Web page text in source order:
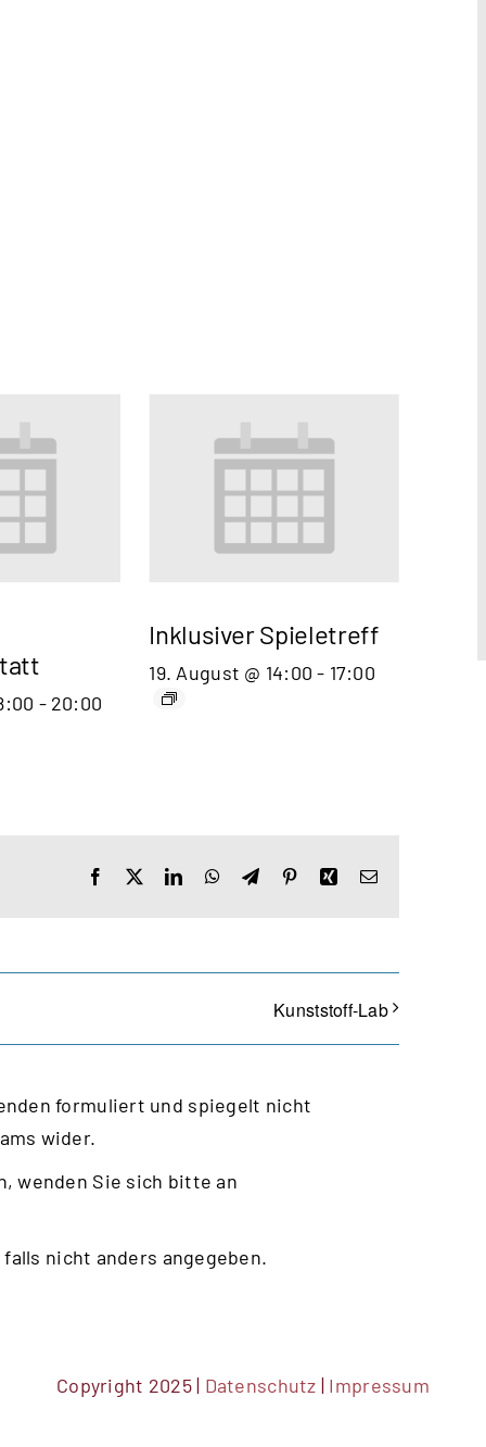
- 20:00
Inklusiver Spieletreff
19. August @ 14:00 - 17:00
Facebook LinkedInWhatsApp
TelegramPinterestXingE-
Kunststoff-Lab
formuliert und spiegelt nicht
wider.
wenden Sie sich bitte an
nicht anders angegeben.
Copyright 2025 | Datenschutz | Impressum